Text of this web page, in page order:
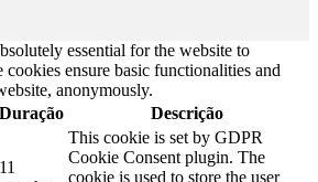
essential for the website to
ensure basic functionalities and
anonymously.
Duração Descrição
11
This cookie is set by GDPR
Cookie Consent plugin. The
cookie is used to store the user